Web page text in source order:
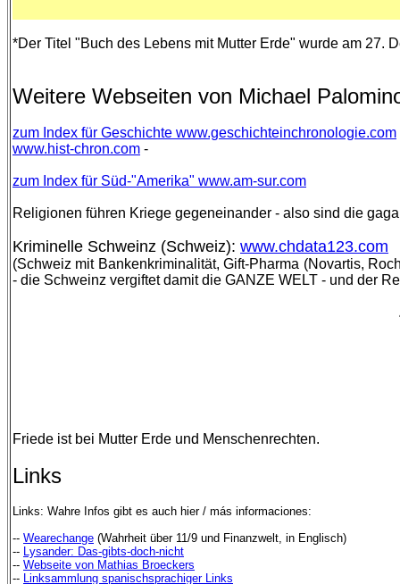
*Der Titel "Buch des Lebens mit Mutter Erde" wurde am 27.
Weitere Webseiten von Michael
zum Index für Geschichte www.geschichteinchronologie.com
www.hist-chron.com -
zum Index für Süd-"Amerika" www.am-sur.com
Religionen führen Kriege gegeneinander - also sind die
Kriminelle Schweinz (Schweiz): www.chdata123.com
(Schweiz mit Bankenkriminalität, Gift-Pharma (Novartis,
- die Schweinz vergiftet damit die GANZE WELT - und der
Friede ist bei Mutter Erde und Menschenrechten.
Links
Links: Wahre Infos gibt es auch hier / más informaciones:
-- Wearechange (Wahrheit über 11/9 und Finanzwelt, in Englisch)
-- Lysander: Das-gibts-doch-nicht
-- Webseite von Mathias Broeckers
-- Linksammlung spanischsprachiger Links